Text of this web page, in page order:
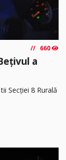
660
a
Secției 8 Rurală